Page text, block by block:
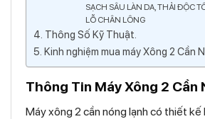
SẠCH SÂU LÀN DA, THẢI ĐỘC
LỖ CHÂN LÔNG
Thông Số Kỹ Thuật.
Kinh nghiệm mua máy Xông 2 Cần
Thông Tin Máy Xông 2 Cần
Máy xông 2 cần nóng lạnh có thiết kế